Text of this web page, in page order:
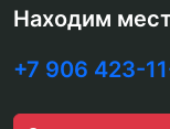
+7 906 423-
Находим